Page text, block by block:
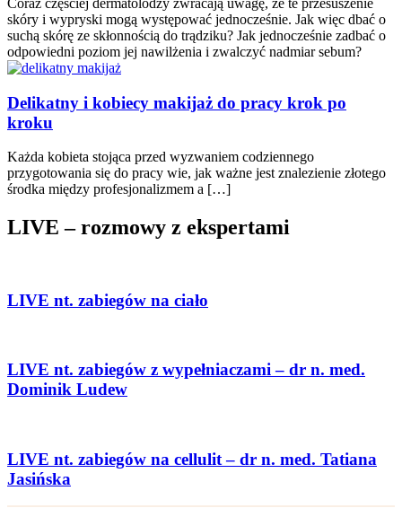
skóry i wypryski mogą występować jednocześnie. Jak więc dbać o
suchą skórę ze skłonnością do trądziku? Jak jednocześnie zadbać o
odpowiedni poziom jej nawilżenia i zwalczyć nadmiar sebum?
Delikatny i kobiecy makijaż do pracy krok po
kroku
Każda kobieta stojąca przed wyzwaniem codziennego
przygotowania się do pracy wie, jak ważne jest znalezienie złotego
środka między profesjonalizmem a […]
LIVE – rozmowy z ekspertami
LIVE nt. zabiegów na ciało
LIVE nt. zabiegów z wypełniaczami – dr n. med.
Dominik Ludew
LIVE nt. zabiegów na cellulit – dr n. med. Tatiana
Jasińska